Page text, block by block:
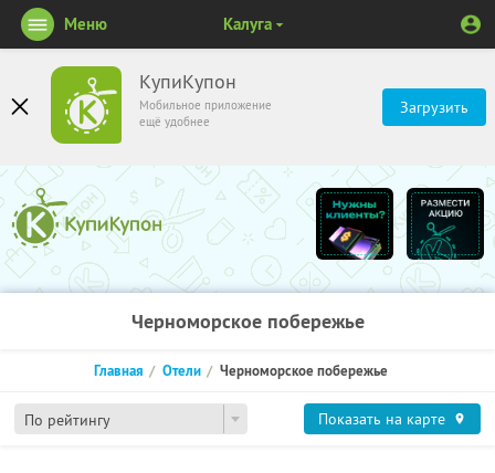
КупиКупон
Мобильное приложение
ещё удобнее
Загрузить
Меню Калуга
Черноморское побережье
По рейтингу
Главная Отели Черноморское побережье
Показать на карте